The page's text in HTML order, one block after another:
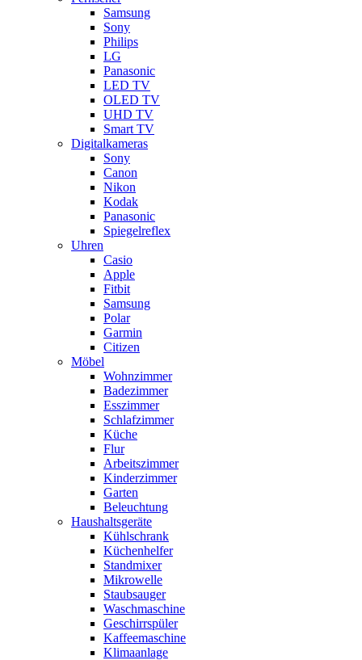
Samsung
Sony
Philips
LG
Panasonic
LED TV
OLED TV
UHD TV
Smart TV
Digitalkameras
Sony
Canon
Nikon
Kodak
Panasonic
Spiegelreflex
Uhren
Casio
Apple
Fitbit
Samsung
Polar
Garmin
Citizen
Möbel
Wohnzimmer
Badezimmer
Esszimmer
Schlafzimmer
Küche
Flur
Arbeitszimmer
Kinderzimmer
Garten
Beleuchtung
Haushaltsgeräte
Kühlschrank
Küchenhelfer
Standmixer
Mikrowelle
Staubsauger
Waschmaschine
Geschirrspüler
Kaffeemaschine
Klimaanlage